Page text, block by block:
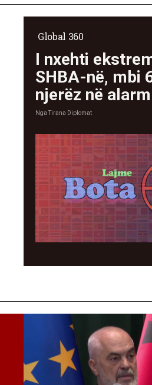
Global 360
I nxehti
SHBA-në, mbi
njerëz në alarm
NgaTirana Diplomat